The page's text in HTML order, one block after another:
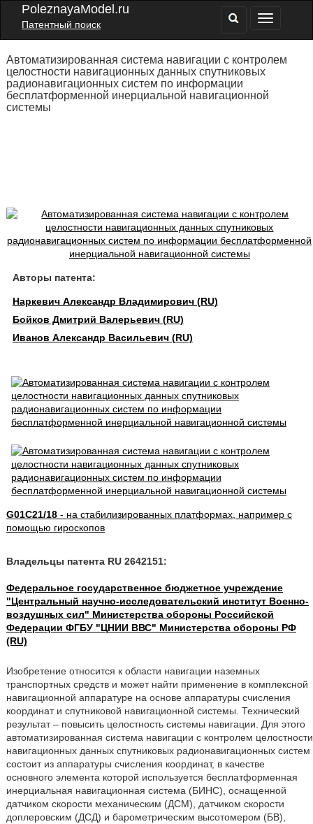
PoleznayaModel.ru
Патентный поиск
Автоматизированная система навигации с контролем
целостности навигационных данных спутниковых
радионавигационных систем по информации
бесплатформенной инерциальной навигационной
системы
Авторы патента:
Наркевич Александр Владимирович (RU)
Бойков Дмитрий Валерьевич (RU)
Иванов Александр Васильевич (RU)
G01C21/18- на стабилизированных платформах, например с
помощью гироскопов
Владельцы патента RU 2642151:
Федеральное государственное бюджетное учреждение
"Центральный научно-исследовательский институт Военно-
воздушных сил" Министерства обороны Российской
Федерации ФГБУ "ЦНИИ ВВС" Министерства обороны РФ
(RU)
Изобретение относится к области навигации наземных
транспортных средств и может найти применение в комплексной
навигационной аппаратуре на основе аппаратуры счисления
координат и спутниковой навигационной системы. Технический
результат – повысить целостность системы навигации. Для этого
автоматизированная система навигации с контролем целостности
навигационных данных спутниковых радионавигационных систем
состоит из аппаратуры счисления координат, в качестве
основного элемента которой используется бесплатформенная
инерциальная навигационная система (БИНС), оснащенной
датчиком скорости механическим (ДСМ), датчиком скорости
доплеровским (ДСД) и барометрическим высотомером (БВ),